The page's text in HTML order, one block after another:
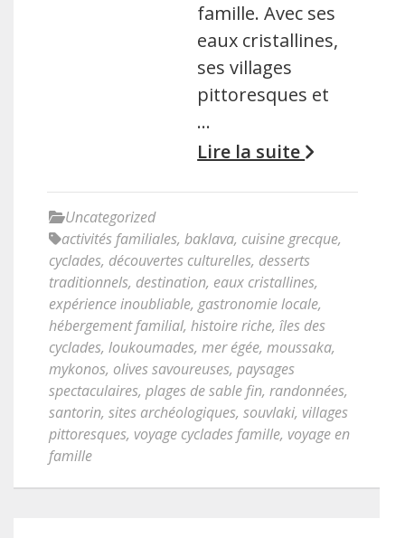
famille. Avec ses
eaux cristallines,
ses villages
pittoresques et
…
Lire la suite
Uncategorized
activités familiales, baklava, cuisine grecque,
cyclades, découvertes culturelles, desserts
traditionnels, destination, eaux cristallines,
expérience inoubliable, gastronomie locale,
hébergement familial, histoire riche, îles des
cyclades, loukoumades, mer égée, moussaka,
mykonos, olives savoureuses, paysages
spectaculaires, plages de sable fin, randonnées,
santorin, sites archéologiques, souvlaki, villages
pittoresques, voyage cyclades famille, voyage en
famille